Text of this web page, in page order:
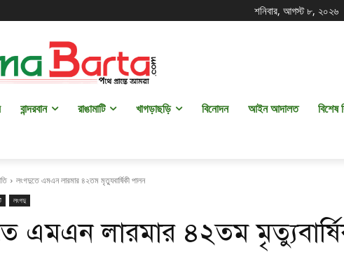
শনিবার, আগস্ট ৮, ২০২৬
বান্দরবান রাঙামাটি খাগড়াছড়ি বিনোদন আইন আদালত বিশেষ
লংগদুতে এমএন লারমার ৪২তম মৃত্যুবার্ষিকী পালন
লংগদু
এমএন লারমার ৪২তম